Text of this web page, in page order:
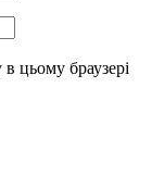
цьому браузері